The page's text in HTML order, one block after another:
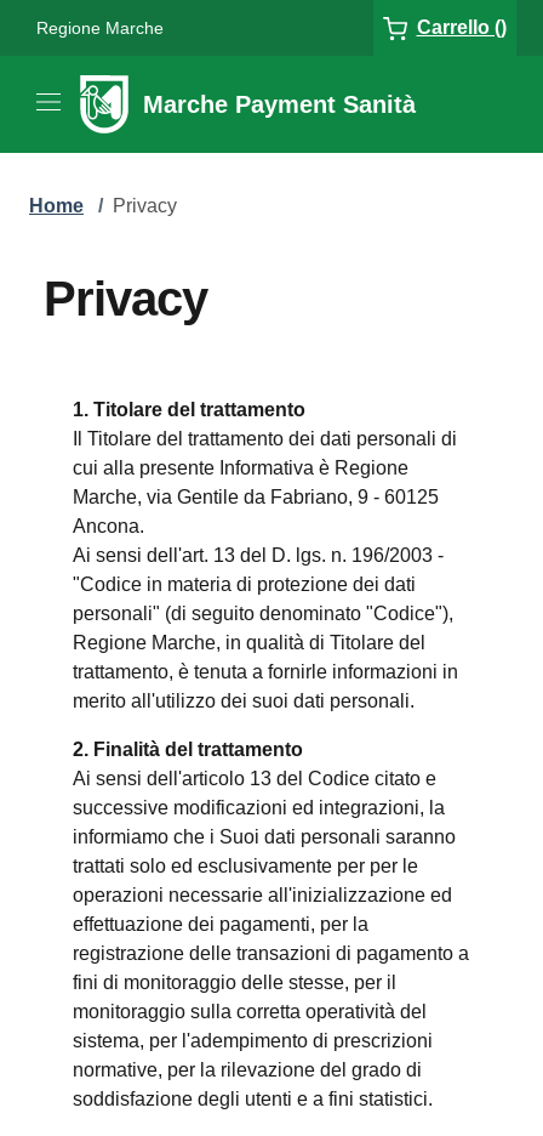
Regione Marche Carrello ()
Marche Payment Sanità
Home / Privacy
Privacy
1. Titolare del trattamento
Il Titolare del trattamento dei dati personali di
cui alla presente Informativa è Regione
Marche, via Gentile da Fabriano, 9 - 60125
Ancona.
Ai sensi dell'art. 13 del D. lgs. n. 196/2003 -
"Codice in materia di protezione dei dati
personali" (di seguito denominato "Codice"),
Regione Marche, in qualità di Titolare del
trattamento, è tenuta a fornirle informazioni in
merito all'utilizzo dei suoi dati personali.
2. Finalità del trattamento
Ai sensi dell'articolo 13 del Codice citato e
successive modificazioni ed integrazioni, la
informiamo che i Suoi dati personali saranno
trattati solo ed esclusivamente per per le
operazioni necessarie all'inizializzazione ed
effettuazione dei pagamenti, per la
registrazione delle transazioni di pagamento a
fini di monitoraggio delle stesse, per il
monitoraggio sulla corretta operatività del
sistema, per l'adempimento di prescrizioni
normative, per la rilevazione del grado di
soddisfazione degli utenti e a fini statistici.